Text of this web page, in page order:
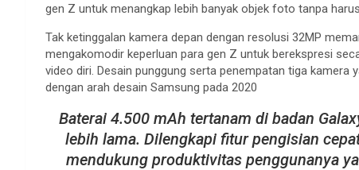
gen Z untuk menangkap lebih banyak objek foto tanpa
Tak ketinggalan kamera depan dengan resolusi 32MP
mengakomodir keperluan para gen Z untuk berekspresi
video diri. Desain punggung serta penempatan tiga
dengan arah desain Samsung pada 2020
Baterai 4.500 mAh tertanam di badan
lebih lama. Dilengkapi fitur pengisian
mendukung produktivitas penggunanya